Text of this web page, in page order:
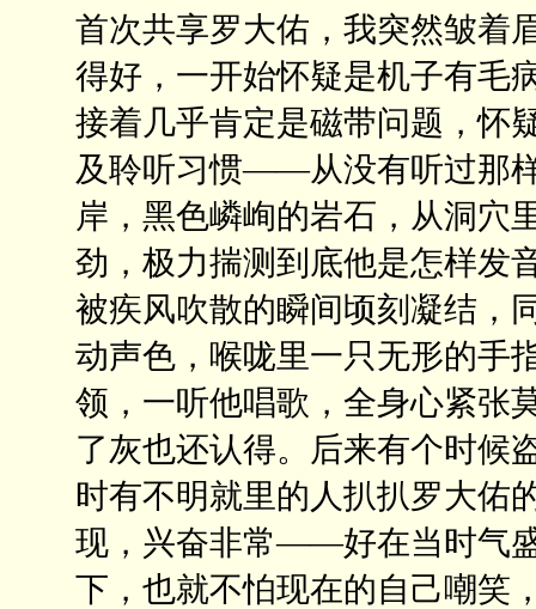
首次共享罗大佑，我突然皱着
得好，一开始怀疑是机子有毛
接着几乎肯定是磁带问题，怀
及聆听习惯——从没有听过那
岸，黑色嶙峋的岩石，从洞穴
劲，极力揣测到底他是怎样发
被疾风吹散的瞬间顷刻凝结，
动声色，喉咙里一只无形的手
领，一听他唱歌，全身心紧张
了灰也还认得。后来有个时候
时有不明就里的人扒扒罗大佑
现，兴奋非常——好在当时气
下，也就不怕现在的自己嘲笑